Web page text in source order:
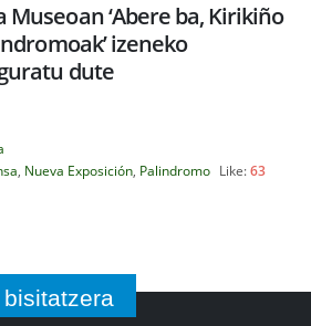
‘Abere ba, Kirikiño
izeneko
dute
Nueva Exposición, Palindromo Like:63